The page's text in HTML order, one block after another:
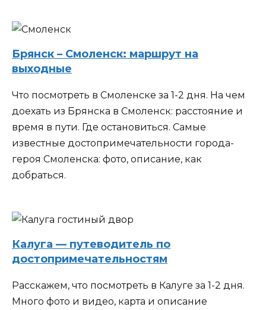
Брянск – Смоленск: маршрут на
выходные
Что посмотреть в Смоленске за 1-2 дня. На чем
доехать из Брянска в Смоленск: расстояние и
время в пути. Где остановиться. Самые
известные достопримечательности города-
героя Смоленска: фото, описание, как
добраться.
Калуга — путеводитель по
достопримечательностям
Расскажем, что посмотреть в Калуге за 1-2 дня.
Много фото и видео, карта и описание